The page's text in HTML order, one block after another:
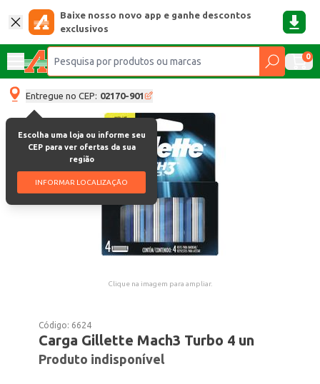
Baixe nosso novo app e ganhe descontos
exclusivos
0
Entregue no CEP: 02170-901
Escolha uma loja ou informe seu
CEP para ver ofertas da sua
região
INFORMAR LOCALIZAÇÃO
Clique na imagem para ampliar.
Código: 6624
Carga Gillette Mach3 Turbo 4 un
Produto indisponível